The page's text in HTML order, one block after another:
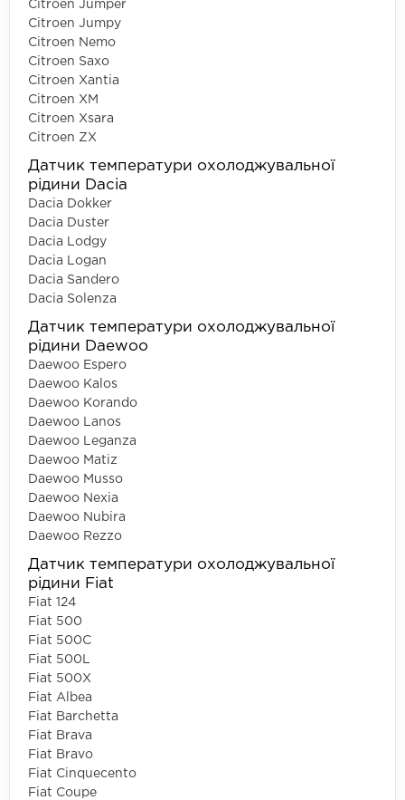
Citroen Jumper
Citroen Jumpy
Citroen Nemo
Citroen Saxo
Citroen Xantia
Citroen XM
Citroen Xsara
Citroen ZX
Датчик температури охолоджувальної
рідини Dacia
Dacia Dokker
Dacia Duster
Dacia Lodgy
Dacia Logan
Dacia Sandero
Dacia Solenza
Датчик температури охолоджувальної
рідини Daewoo
Daewoo Espero
Daewoo Kalos
Daewoo Korando
Daewoo Lanos
Daewoo Leganza
Daewoo Matiz
Daewoo Musso
Daewoo Nexia
Daewoo Nubira
Daewoo Rezzo
Датчик температури охолоджувальної
рідини Fiat
Fiat 124
Fiat 500
Fiat 500C
Fiat 500L
Fiat 500X
Fiat Albea
Fiat Barchetta
Fiat Brava
Fiat Bravo
Fiat Cinquecento
Fiat Coupe